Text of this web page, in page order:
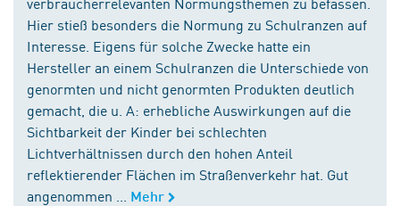
Hier stieß besonders die Normung zu Schulranzen auf
Interesse. Eigens für solche Zwecke hatte ein
Hersteller an einem Schulranzen die Unterschiede von
genormten und nicht genormten Produkten deutlich
gemacht, die u. A: erhebliche Auswirkungen auf die
Sichtbarkeit der Kinder bei schlechten
Lichtverhältnissen durch den hohen Anteil
reflektierender Flächen im Straßenverkehr hat. Gut
angenommen ...
Mehr